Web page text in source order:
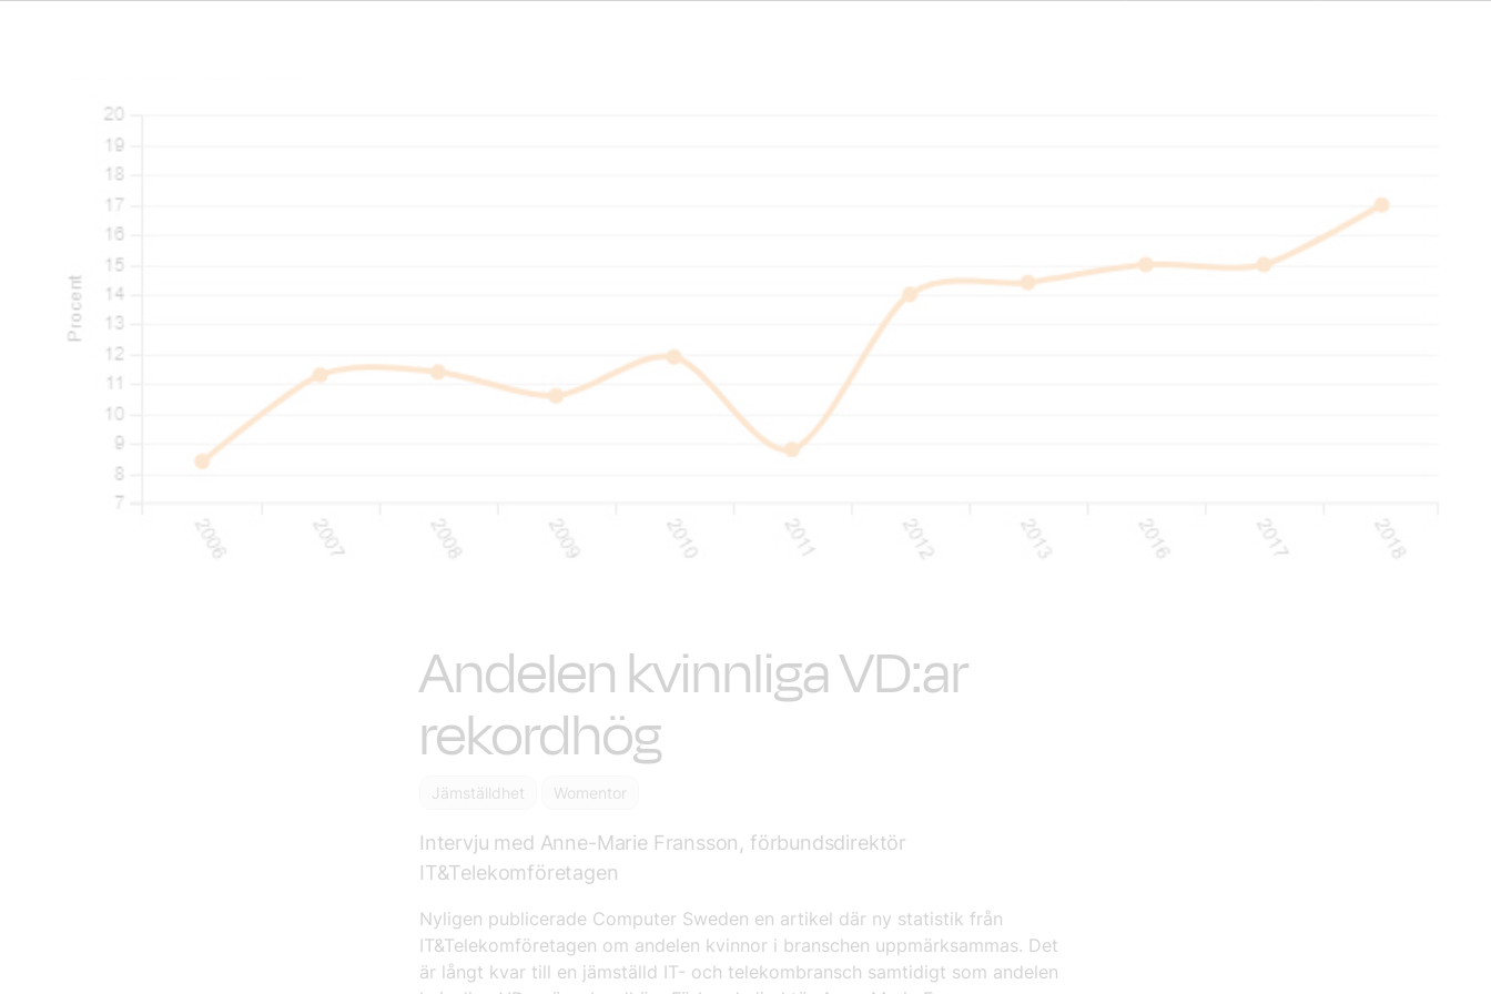
Andelen kvinnliga VD:ar
rekordhög
Jämställdhet Womentor
Intervju med Anne-Marie Fransson, förbundsdirektör
IT&Telekomföretagen
Nyligen publicerade Computer Sweden en artikel där ny statistik från
IT&Telekomföretagen om andelen kvinnor i branschen uppmärksammas. Det
är långt kvar till en jämställd IT- och telekombransch samtidigt som andelen